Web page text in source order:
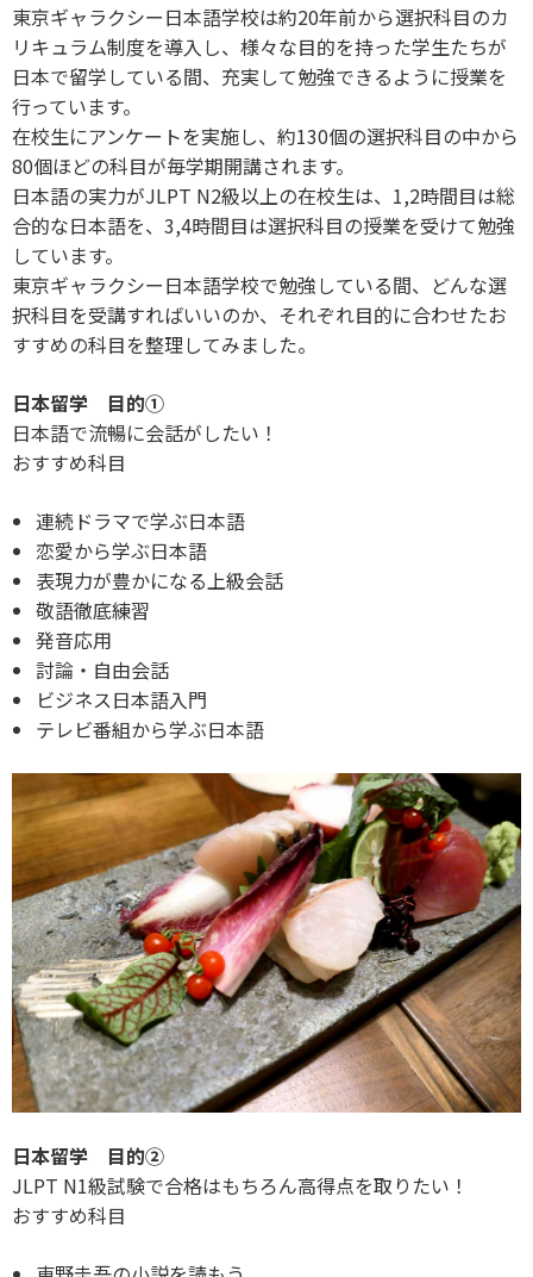
東京ギャラクシー日本語学校は約20年前から選択科目のカ
リキュラム制度を導入し、様々な目的を持った学生たちが
日本で留学している間、充実して勉強できるように授業を
行っています。
在校生にアンケートを実施し、約130個の選択科目の中から
80個ほどの科目が毎学期開講されます。
日本語の実力がJLPT N2級以上の在校生は、1,2時間目は総
合的な日本語を、3,4時間目は選択科目の授業を受けて勉強
しています。
東京ギャラクシー日本語学校で勉強している間、どんな選
択科目を受講すればいいのか、それぞれ目的に合わせたお
すすめの科目を整理してみました。
日本留学 目的①
日本語で流暢に会話がしたい！
おすすめ科目
連続ドラマで学ぶ日本語
恋愛から学ぶ日本語
表現力が豊かになる上級会話
敬語徹底練習
発音応用
討論・自由会話
ビジネス日本語入門
テレビ番組から学ぶ日本語
日本留学 目的②
JLPT N1級試験で合格はもちろん高得点を取りたい！
おすすめ科目